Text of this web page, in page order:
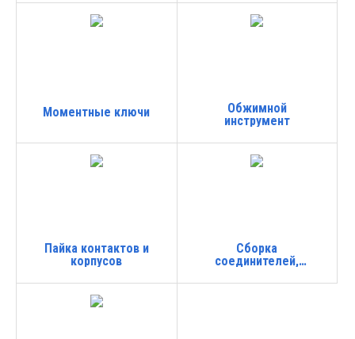
Моментные ключи
Обжимной
инструмент
Пайка контактов и
корпусов
Сборка
соединителей,
крышек